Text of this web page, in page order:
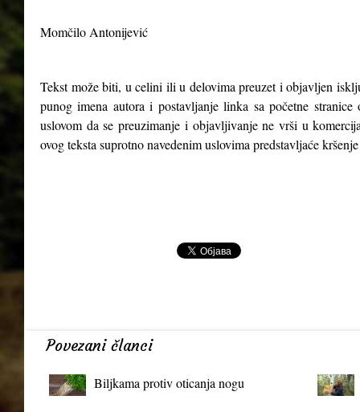
Momčilo Antonijević
Tekst može biti, u celini ili u delovima preuzet i objavljen
punog imena autora i postavljanje linka sa početne
uslovom da se preuzimanje i objavljivanje ne vrši u
ovog teksta suprotno navedenim uslovima predstavljaće
Povezani članci
Biljkama protiv oticanja nogu